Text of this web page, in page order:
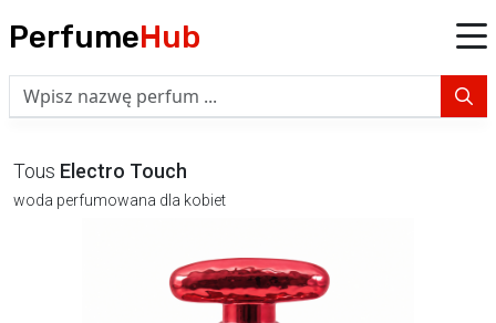
PerfumeHub
Tous Electro Touch
woda perfumowana dla kobiet